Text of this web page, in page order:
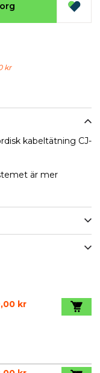
kabeltätning CJ-
är mer
kr
kr